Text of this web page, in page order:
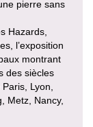
pierre sans
Hazards,
l’exposition
montrant
des siècles
Lyon,
Metz, Nancy,